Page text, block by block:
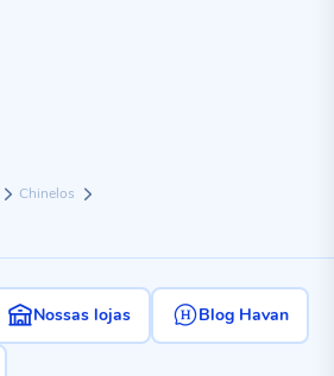
Chinelos
Nossas lojas Blog Havan